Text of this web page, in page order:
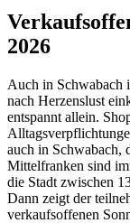
2026
Auch in Schwabach
nach Herzenslust
entspannt allein.
auch in Schwabach,
Mittelfranken sind
die Stadt zwischen
Dann zeigt der
verkaufsoffenen